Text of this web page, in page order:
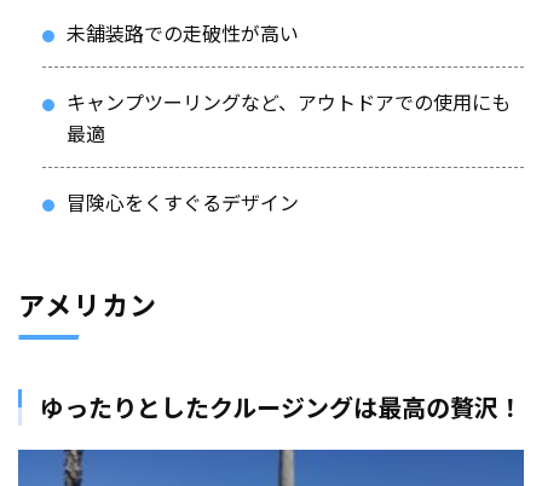
未舗装路での走破性が高い
キャンプツーリングなど、アウトドアでの使用にも
最適
冒険心をくすぐるデザイン
アメリカン
ゆったりとしたクルージングは最高の贅沢！